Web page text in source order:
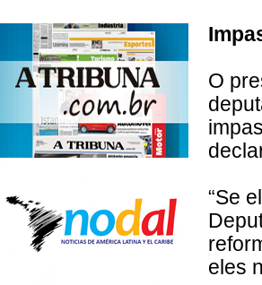
O
“Se
eles